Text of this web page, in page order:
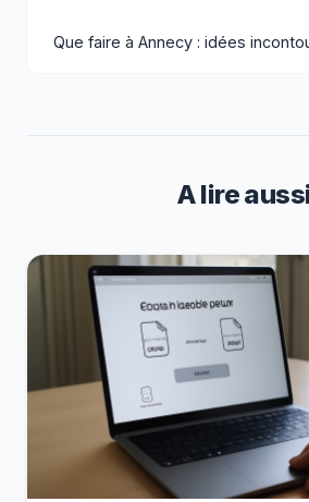
Que faire à Annecy : idées
A lire